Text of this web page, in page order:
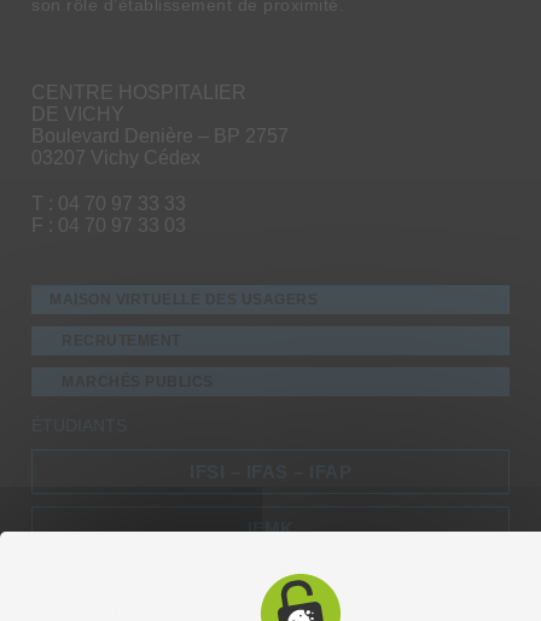
son rôle d’établissement de proximité.
CENTRE HOSPITALIER
DE VICHY
Boulevard Denière – BP 2757
03207 Vichy Cédex
T : 04 70 97 33 33
F : 04 70 97 33 03
IFMK